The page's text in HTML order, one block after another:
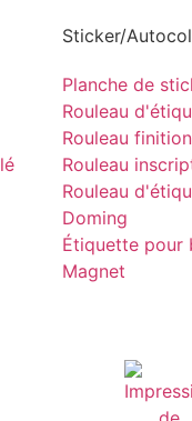
Sticker/
Planche de
Rouleau
Rouleau
Rouleau
Rouleau
Doming
Étiquette pour
Magnet